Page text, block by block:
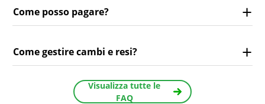
Come posso pagare?
Come gestire cambi e resi?
Visualizza tutte le
FAQ